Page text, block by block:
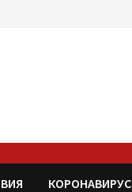
КОРОНАВИРУС